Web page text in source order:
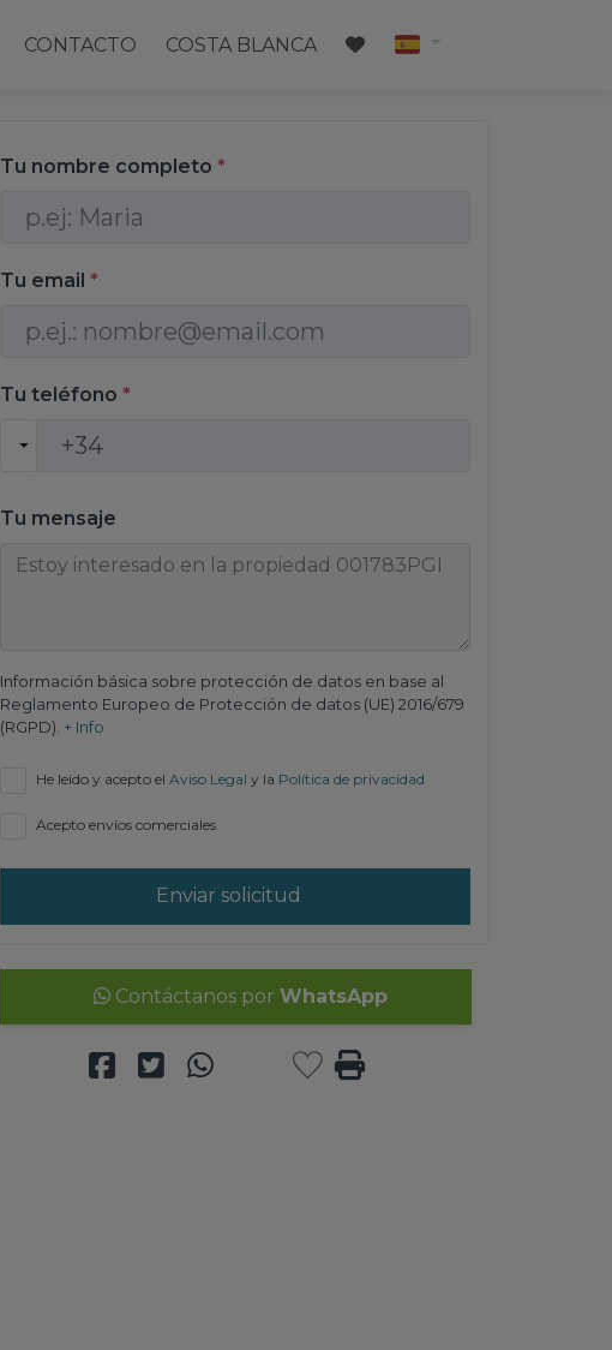
CONTACTO COSTA BLANCA
Tu nombre completo *
Tu email *
Tu teléfono *
Tu mensaje
Información básica sobre protección de datos en base al
Reglamento Europeo de Protección de datos (UE) 2016/679
(RGPD). + Info
He leído y acepto el Aviso Legal y la Política de privacidad
Acepto envíos comerciales
Enviar solicitud
Contáctanos por WhatsApp